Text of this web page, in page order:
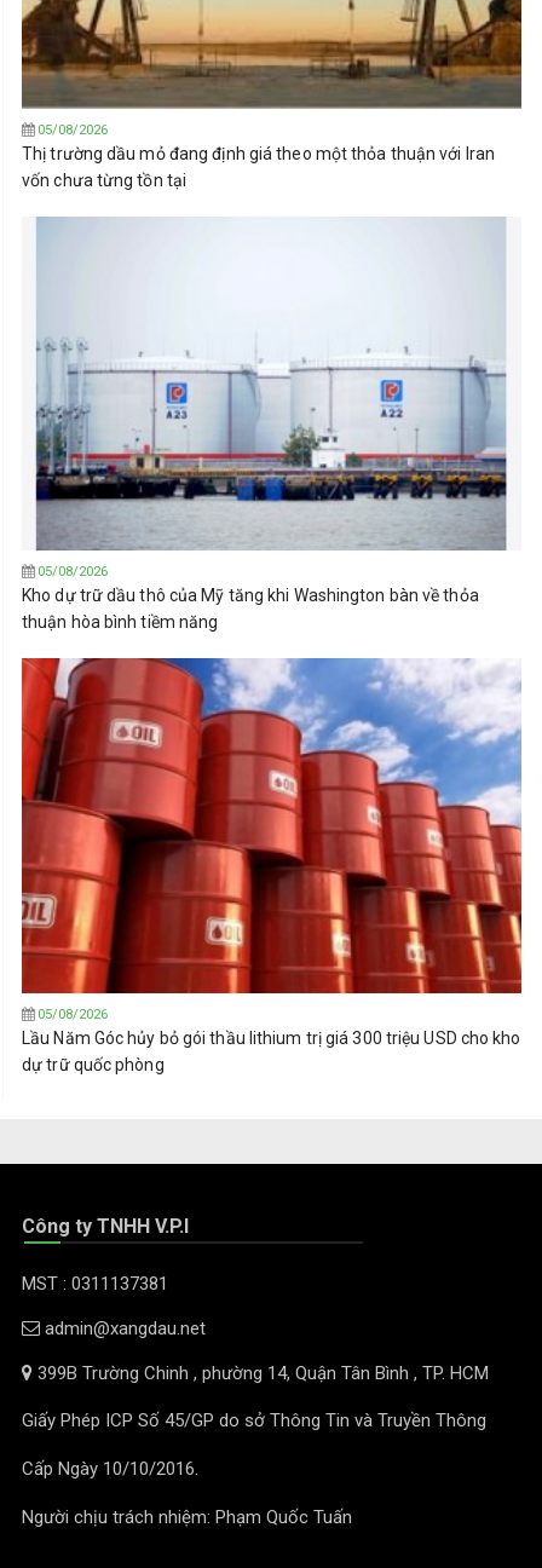
05/08/2026
Thị trường dầu mỏ đang định giá theo một thỏa thuận với Iran
vốn chưa từng tồn tại
05/08/2026
Kho dự trữ dầu thô của Mỹ tăng khi Washington bàn về thỏa
thuận hòa bình tiềm năng
05/08/2026
Lầu Năm Góc hủy bỏ gói thầu lithium trị giá 300 triệu USD cho kho
dự trữ quốc phòng
Công ty TNHH V.P.I
MST : 0311137381
admin@xangdau.net
399B Trường Chinh , phường 14, Quận Tân Bình , TP. HCM
Giấy Phép ICP Số 45/GP do sở Thông Tin và Truyền Thông
Cấp Ngày 10/10/2016.
Người chịu trách nhiệm: Phạm Quốc Tuấn